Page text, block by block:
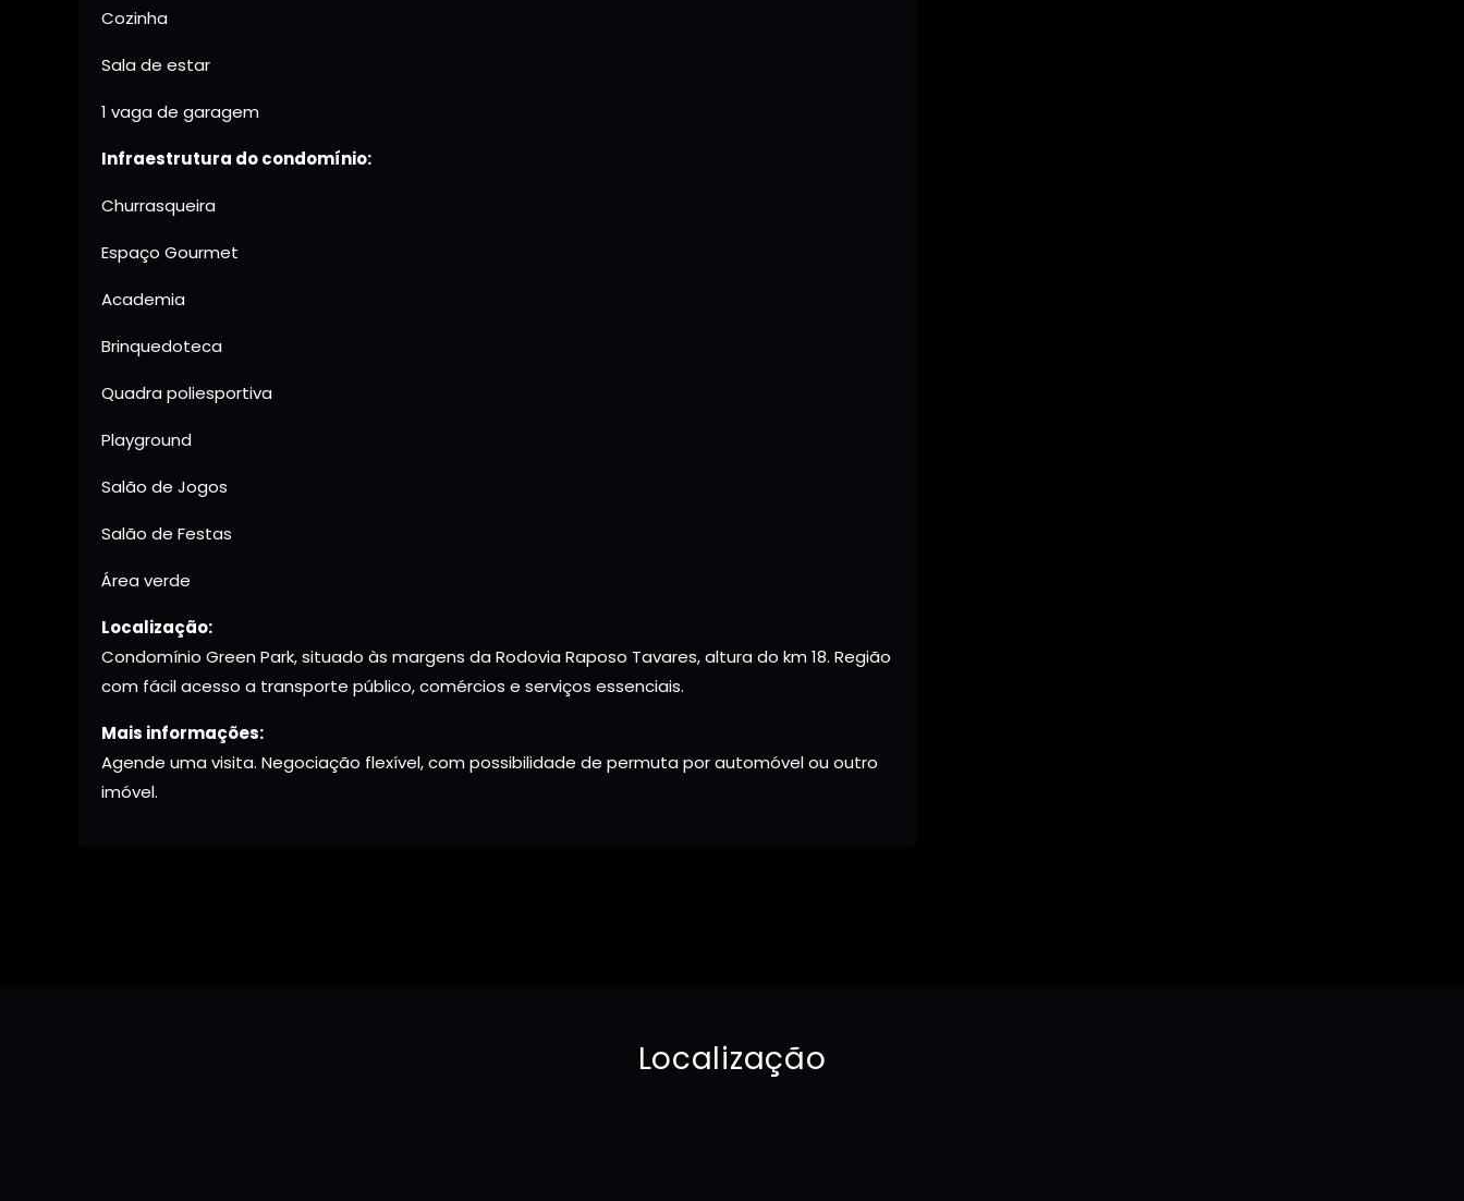
Cozinha
Sala de estar
1 vaga de garagem
Infraestrutura do condomínio:
Churrasqueira
Espaço Gourmet
Academia
Brinquedoteca
Quadra poliesportiva
Playground
Salão de Jogos
Salão de Festas
Área verde
Localização:
Condomínio Green Park, situado às margens da Rodovia Raposo Tavares, altura do km 18. Região
com fácil acesso a transporte público, comércios e serviços essenciais.
Mais informações:
Agende uma visita. Negociação flexível, com possibilidade de permuta por automóvel ou outro
imóvel.
Localização